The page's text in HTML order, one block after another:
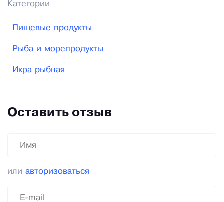
Категории
Пищевые продукты
Рыба и морепродукты
Икра рыбная
Оставить отзыв
или авторизоваться